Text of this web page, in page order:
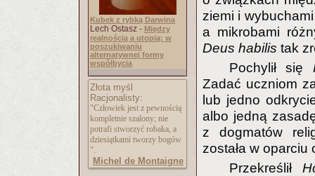
Kubek z rybką Darwina
Lech Ostasz - Między
realnością a utopią: w
poszukiwaniu
alternatywnej formy
współbycia
Złota myśl
Racjonalisty:
"Człowiek jest z pewnością
kompletnie szalony; nie
potrafi stworzyć robaka, a
dziesiątkami tworzy bogów
".
Michel de Montaigne
ziemi i
a mikrobami
Deus habilis tak
Pochylił się
Zadać uczniom
lub jedno
albo jedną
z dogmatów
została w
Przekreślił